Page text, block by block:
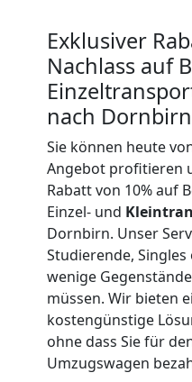
Exklusiver
Nachlass auf
nach Dornbirn
Sie können heute
Angebot profitieren
Rabatt von 10% auf
Einzel- und
Dornbirn. Unser
Studierende,
wenige
müssen. Wir bieten
kostengünstige
ohne dass Sie für
Umzugswagen
Beiladung
National
Beiladung
Umzug
Nationaler